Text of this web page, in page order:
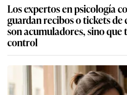
Los expertos en psicología
guardan recibos o tickets de
son acumuladores, sino que
control